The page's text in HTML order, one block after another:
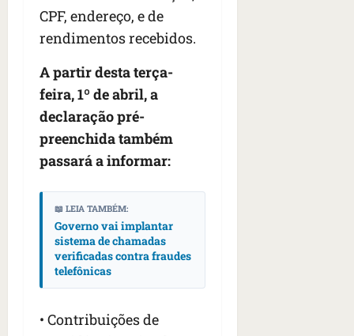
CPF, endereço, e de
rendimentos recebidos.
A partir desta terça-
feira, 1º de abril, a
declaração pré-
preenchida também
passará a informar:
📖 LEIA TAMBÉM:
Governo vai implantar
sistema de chamadas
verificadas contra fraudes
telefônicas
• Contribuições de